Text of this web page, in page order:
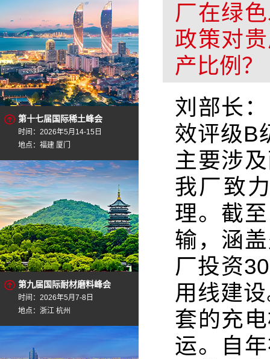
第十七届国际稀土峰会
时间：2026年5月14-15日
地点：福建 厦门
第九届国际耐材磨料峰会
时间：2026年5月7-8日
地点：浙江 杭州
厂在绿
政策对
产比例？
刘部长
效评级B
主要涉
我厂致
理。截
输，涵
厂投资
用线建
套的充
运。自